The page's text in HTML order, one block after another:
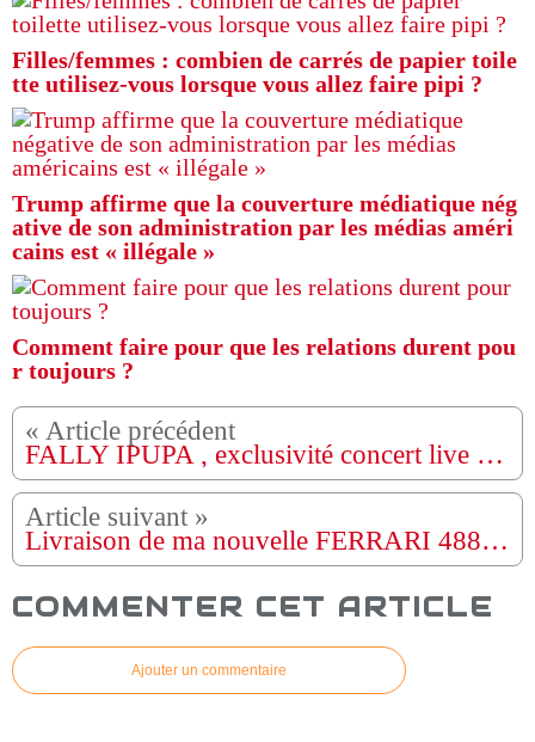
Filles/femmes : combien de carrés de papier toile
tte utilisez-vous lorsque vous allez faire pipi ?
Trump affirme que la couverture médiatique nég
ative de son administration par les médias améri
cains est « illégale »
Comment faire pour que les relations durent pou
r toujours ?
FALLY IPUPA , exclusivité concert live a Libreville Palais des sports et de la culture
Livraison de ma nouvelle FERRARI 488 Spider !
COMMENTER CET ARTICLE
Ajouter un commentaire